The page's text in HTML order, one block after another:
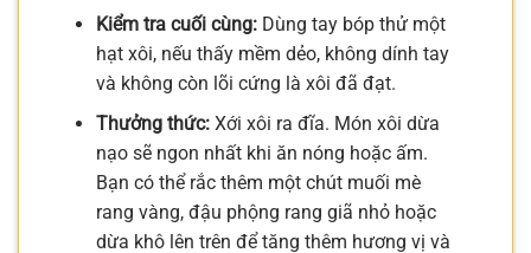
Kiểm tra cuối cùng:Dùng tay bóp thử một
hạt xôi, nếu thấy mềm dẻo, không dính tay
và không còn lõi cứng là xôi đã đạt.
Thưởng thức:Xới xôi ra đĩa. Món xôi dừa
nạo sẽ ngon nhất khi ăn nóng hoặc ấm.
Bạn có thể rắc thêm một chút muối mè
rang vàng, đậu phộng rang giã nhỏ hoặc
dừa khô lên trên để tăng thêm hương vị và